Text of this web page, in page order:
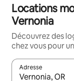
Locations
Vernonia
Découvrez des
chez vous pour
Adresse
Lorsque les